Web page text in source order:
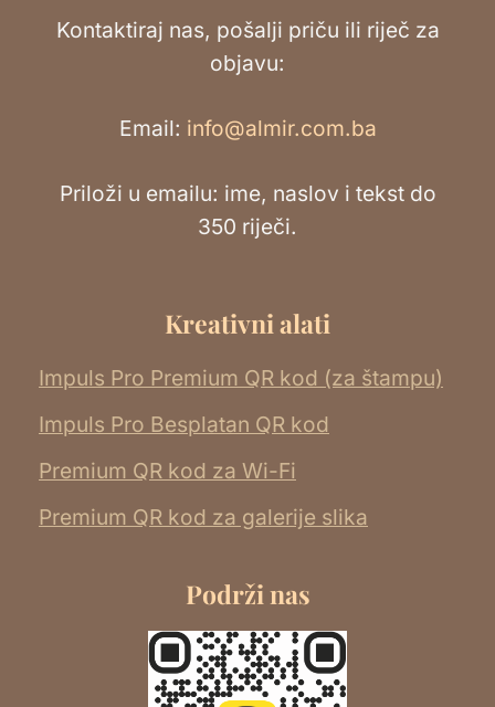
Kontaktiraj nas, pošalji priču ili riječ za
objavu:
Email: info@almir.com.ba
Priloži u emailu: ime, naslov i tekst do
350 riječi.
Kreativni alati
Impuls Pro Premium QR kod (za štampu)
Impuls Pro Besplatan QR kod
Premium QR kod za Wi-Fi
Premium QR kod za galerije slika
Podrži nas